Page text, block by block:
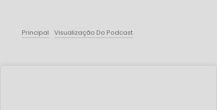
Principal Visualização Do Podcast